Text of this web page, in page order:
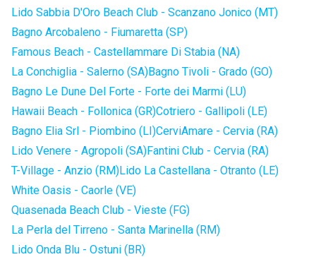
Lido Sabbia D'Oro Beach Club - Scanzano Jonico (MT)
Bagno Arcobaleno - Fiumaretta (SP)
Famous Beach - Castellammare Di Stabia (NA)
La Conchiglia - Salerno (SA)Bagno Tivoli - Grado (GO)
Bagno Le Dune Del Forte - Forte dei Marmi (LU)
Hawaii Beach - Follonica (GR)Cotriero - Gallipoli (LE)
Bagno Elia Srl - Piombino (LI)CerviAmare - Cervia (RA)
Lido Venere - Agropoli (SA)Fantini Club - Cervia (RA)
T-Village - Anzio (RM)Lido La Castellana - Otranto (LE)
White Oasis - Caorle (VE)
Quasenada Beach Club - Vieste (FG)
La Perla del Tirreno - Santa Marinella (RM)
Lido Onda Blu - Ostuni (BR)